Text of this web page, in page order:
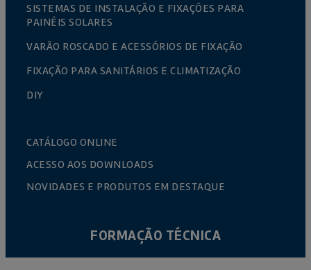
SISTEMAS DE INSTALAÇÃO E FIXAÇÕES PARA
PAINÉIS SOLARES
VARÃO ROSCADO E ACESSÓRIOS DE FIXAÇÃO
FIXAÇÃO PARA SANITÁRIOS E CLIMATIZAÇÃO
DIY
CATÁLOGO ONLINE
ACESSO AOS DOWNLOADS
NOVIDADES E PRODUTOS EM DESTAQUE
FORMAÇÃO TÉCNICA